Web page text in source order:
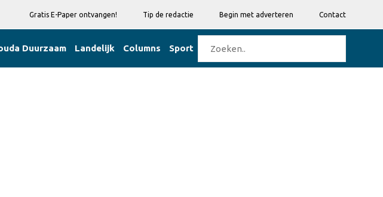
Gratis E-Paper ontvangen! Tip de redactie Begin met adverteren Contact
Duurzaam Landelijk Columns Sport